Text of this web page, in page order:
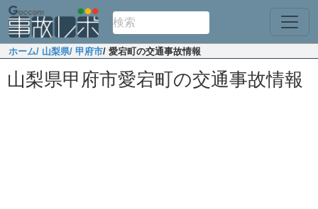
ホーム/ 山梨県/ 甲府市/ 愛宕町の交通事故情報
山梨県甲府市愛宕町の交通事故情報